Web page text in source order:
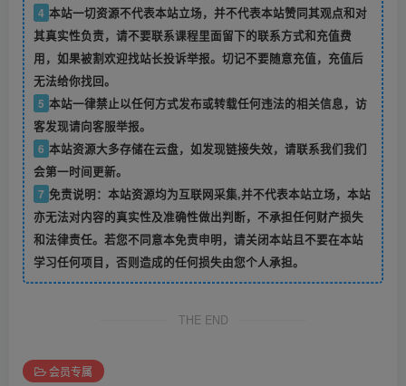
4 本站一切资源不代表本站立场，并不代表本站赞同其观点和对
其真实性负责，请不要联系课程里面留下的联系方式和充值费
用，如果被割欢迎找站长投诉举报。切记不要随意充值，充值后
无法给你找回。
5 本站一律禁止以任何方式发布或转载任何违法的相关信息，访
客发现请向客服举报。
6 本站资源大多存储在云盘，如发现链接失效，请联系我们我们
会第一时间更新。
7 免责说明：本站资源均为互联网采集,并不代表本站立场，本站
亦无法对内容的真实性及准确性做出判断，不承担任何财产损失
和法律责任。若您不同意本免责申明，请关闭本站且不要在本站
学习任何项目，否则造成的任何损失由您个人承担。
THE END
会员专属